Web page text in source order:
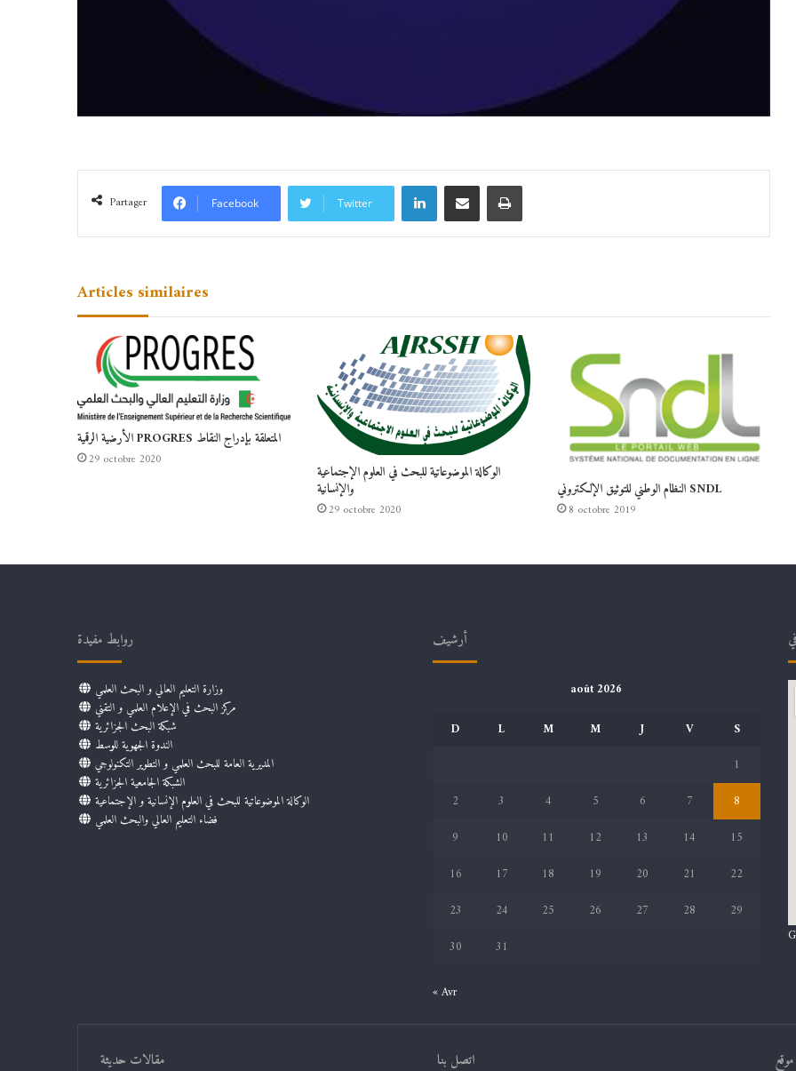
Partager Facebook Twitter
Linkedin Partager par email Imprimer
Articles similaires
الأرضية الرقمية PROGRES المتعلقة بإدراج النقاط
29 octobre 2020
الوكالة الموضوعاتية للبحث في العلوم الإجتماعية
والإنسانية
29 octobre 2020
النظام الوطني للتوثيق الإلكتروني SNDL
8 octobre 2019
روابط مفيدة
وزارة التعليم العالي و البحث العلمي
مركز البحث في الإعلام العلمي و التقني
شبكة البحث الجزائرية
الندوة الجهوية للوسط
المديرية العامة للبحث العلمي و التطوير التكنولوجي
الشبكة الجامعية الجزائرية
الوكالة الموضوعاتية للبحث في العلوم الإنسانية و الإجتماعية
فضاء التعليم العالي والبحث العلمي
أرشيف
août 2026
D
L M M J V
S
1
2
3 4 5 6 7
8
9
10 11 12 13 14
15
16
17 18 19 20 21
22
23
24 25 26 27 28
29
30
31
« Avr
مقالات حديثة اتصل بنا